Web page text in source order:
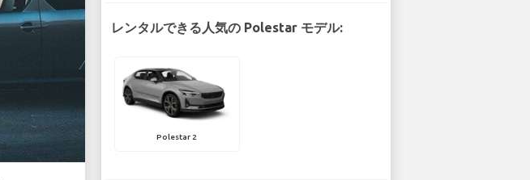
レンタルできる人気の Polestar モデル:
Polestar 2